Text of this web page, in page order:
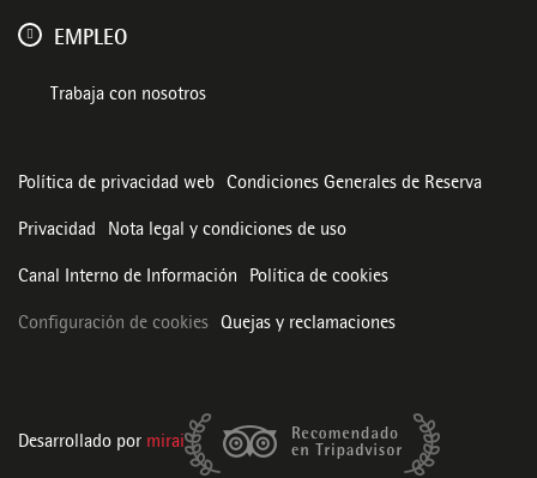
EMPLEO
Trabaja con nosotros
Política de privacidad web Condiciones Generales de Reserva
Privacidad Nota legal y condiciones de uso
Canal Interno de Información Política de cookies
Configuración de cookies Quejas y reclamaciones
Desarrollado por mirai